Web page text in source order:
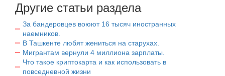
Другие статьи раздела
За бандеровцев воюют 16 тысяч иностранных
наемников.
В Ташкенте любят жениться на старухах.
Мигрантам вернули 4 миллиона зарплаты.
Что такое криптокарта и как использовать в
повседневной жизни